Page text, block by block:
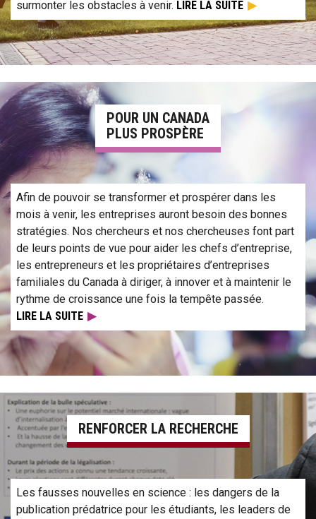
surmonter les obstacles à venir. LIRE LA SUITE
En savoir plus sur la recherche pour un Canada plus prospère
POUR UN CANADA
PLUS PROSPÈRE
Afin de pouvoir se transformer et prospérer dans les
mois à venir, les entreprises auront besoin des bonnes
stratégies. Nos chercheurs et nos chercheuses font part
de leurs points de vue pour aider les chefs d’entreprise,
les entrepreneurs et les propriétaires d’entreprises
familiales du Canada à diriger, à innover et à maintenir le
rythme de croissance une fois la tempête passée.
LIRE LA SUITE
Read more about strengthening research
RENFORCER LA RECHERCHE
Les fausses nouvelles en science : les dangers de la
publication prédatrice pour les étudiants, les leaders de